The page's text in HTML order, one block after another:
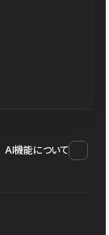
AI機能について